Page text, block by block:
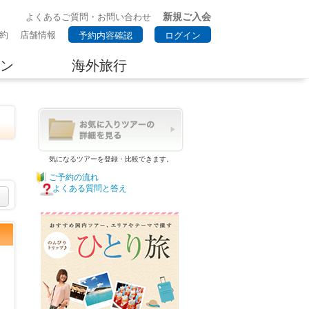
よくあるご質問・お問い合わせ 新規ご入会
店舗情報 予約内容確認 ログイン
海外旅行
気になるツアーを登録・比較できます。
ご予約の流れ
よくある質問と答え